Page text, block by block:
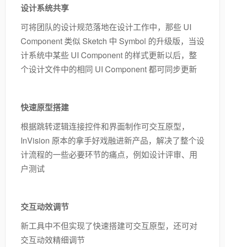
设计系统共享
可将团队的设计规范落地在设计工作中，那些 UI
Component 类似 Sketch 中 Symbol 的升级版，当设
计系统中某些 UI Component 的样式更新以后，整
个设计文件中的相同 UI Component 都可同步更新
快速原型搭建
根据跳转逻辑连接控件和界面制作可交互原型，
InVision 原本的拿手好戏融进新产品，解决了整个设
计流程的一些必要环节的痛点，例如设计评审、用
户测试
交互动效调节
新工具中不但实现了快速搭建可交互原型，还可对
交互动效精细调节